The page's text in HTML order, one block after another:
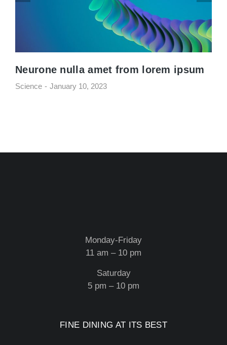
Neurone nulla amet from lorem ipsum
Science January 10, 2023
Monday-Friday
11 am – 10 pm
Saturday
5 pm – 10 pm
FINE DINING AT ITS BEST